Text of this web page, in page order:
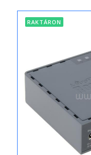
RAKTÁRON